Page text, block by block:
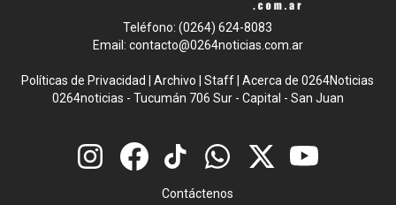
Teléfono: (0264) 624-8083
Email: contacto@0264noticias.com.ar
Políticas de Privacidad |Archivo |Staff |Acerca de 0264Noticias
0264noticias - Tucumán 706 Sur - Capital - San Juan
Contáctenos